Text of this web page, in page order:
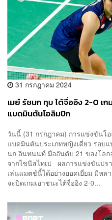
31 กรกฎาคม 2024
เมย์ รัชนก ทุบ ไต้จื่ออิง 2-0 เ
แบดมินตันโอลิมปิก
วันนี้ (31 กรกฎาคม) การแข่งขันโ
แบดมินตันประเภทหญิงเดี่ยว รอบแ
นก อินทนนท์ มืออันดับ 21 ของโลก
จากไชนีสไทเป ผลการแข่งขันปร
เล่นแมตช์นี้ได้อย่างยอดเยี่ยม มีห
จะปิดเกมเอาชนะไต้จื่ออิง 2-0...